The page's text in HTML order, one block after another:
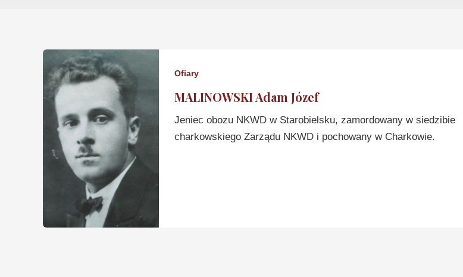
Ofiary
MALINOWSKI Adam Józef
Jeniec obozu NKWD w Starobielsku, zamordowany w siedzibie
charkowskiego Zarządu NKWD i pochowany w Charkowie.